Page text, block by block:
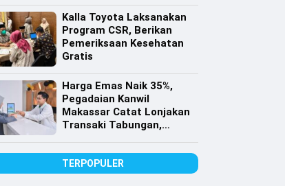
Kalla Toyota Laksanakan
Program CSR, Berikan
Pemeriksaan Kesehatan
Gratis
Harga Emas Naik 35%,
Pegadaian Kanwil
Makassar Catat Lonjakan
Transaki Tabungan,
TERPOPULER